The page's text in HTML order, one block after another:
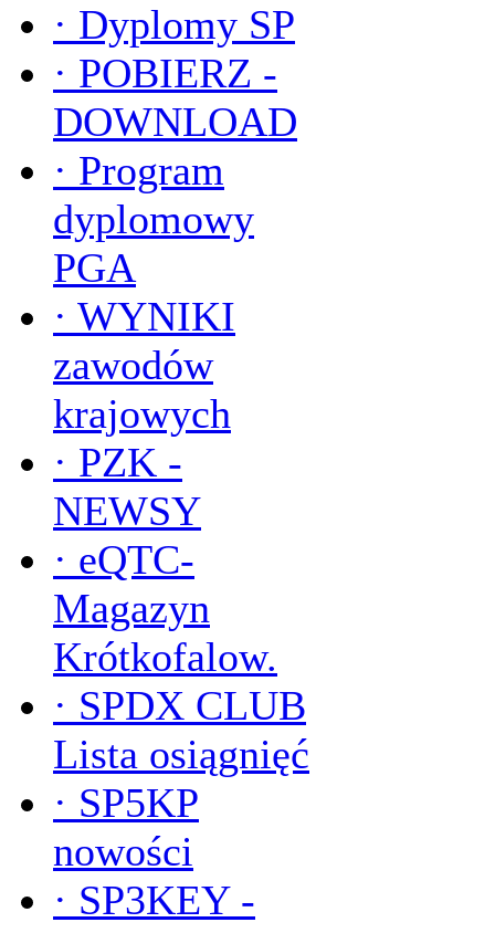
· Dyplomy SP
· POBIERZ -
DOWNLOAD
· Program
dyplomowy
PGA
· WYNIKI
zawodów
krajowych
· PZK -
NEWSY
· eQTC-
Magazyn
Krótkofalow.
· SPDX CLUB
Lista osiągnięć
· SP5KP
nowości
· SP3KEY -